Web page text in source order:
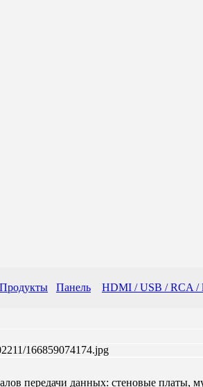
Продукты Панель HDMI / USB / RCA /
передачи данных: стеновые платы,